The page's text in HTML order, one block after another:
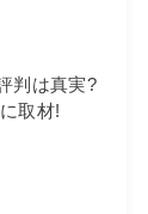
判は真実?
取材!